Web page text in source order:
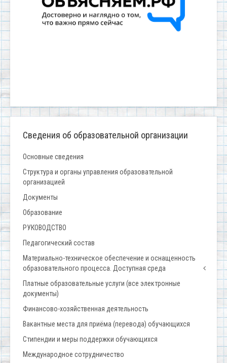
Сведения об образовательной организации
Основные сведения
Структура и органы управления образовательной
организацией
Документы
Образование
РУКОВОДСТВО
Педагогический состав
Материально-техническое обеспечение и оснащенность
образовательного процесса. Доступная среда
Платные образовательные услуги (все электронные
документы)
Финансово-хозяйственная деятельность
Вакантные места для приёма (перевода) обучающихся
Стипендии и меры поддержки обучающихся
Международное сотрудничество